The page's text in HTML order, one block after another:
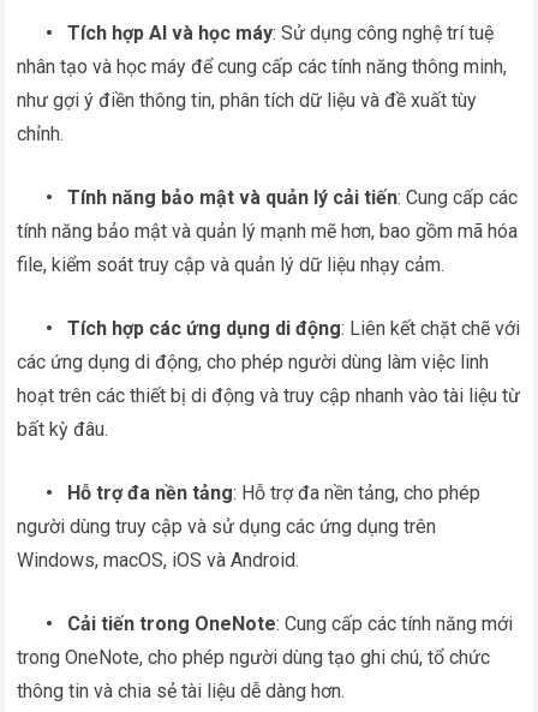
• Tích hợp AI và học máy: Sử dụng công nghệ trí tuệ
nhân tạo và học máy để cung cấp các tính năng thông minh,
như gợi ý điền thông tin, phân tích dữ liệu và đề xuất tùy
chỉnh.
•Tính năng bảo mật và quản lý cải tiến: Cung cấp các
tính năng bảo mật và quản lý mạnh mẽ hơn, bao gồm mã hóa
file, kiểm soát truy cập và quản lý dữ liệu nhạy cảm.
•Tích hợp các ứng dụng di động: Liên kết chặt chẽ với
các ứng dụng di động, cho phép người dùng làm việc linh
hoạt trên các thiết bị di động và truy cập nhanh vào tài liệu từ
bất kỳ đâu.
• Hỗ trợ đa nền tảng: Hỗ trợ đa nền tảng, cho phép
người dùng truy cập và sử dụng các ứng dụng trên
Windows, macOS, iOS và Android.
• Cải tiến trong OneNote: Cung cấp các tính năng mới
trong OneNote, cho phép người dùng tạo ghi chú, tổ chức
thông tin và chia sẻ tài liệu dễ dàng hơn.